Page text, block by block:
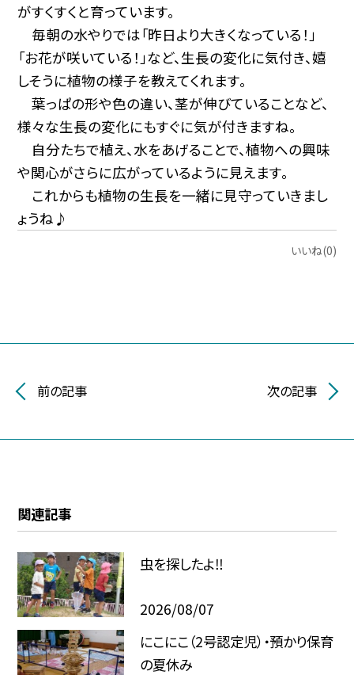
がすくすくと育っています。
毎朝の水やりでは「昨日より大きくなっている！」
「お花が咲いている！」など、生長の変化に気付き、嬉
しそうに植物の様子を教えてくれます。
葉っぱの形や色の違い、茎が伸びていることなど、
様々な生長の変化にもすぐに気が付きますね。
自分たちで植え、水をあげることで、植物への興味
や関心がさらに広がっているように見えます。
これからも植物の生長を一緒に見守っていきまし
ょうね♪
いいね(0)
前の記事 次の記事
関連記事
虫を探したよ‼
2026/08/07
にこにこ（2号認定児）・預かり保育
の夏休み